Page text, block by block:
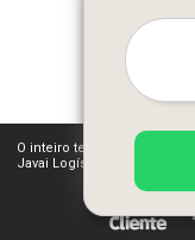
O inteiro teor deste site
Javai Logística Fulfillment